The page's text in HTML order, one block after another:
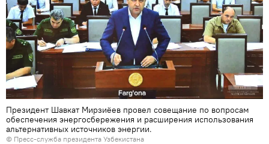
Президент Шавкат Мирзиёев провел совещание по вопросам
обеспечения энергосбережения и расширения использования
альтернативных источников энергии.
© Пресс-служба президента Узбекистана